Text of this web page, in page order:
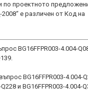
по проектното
е различен от Код на
BG16FFPR003-4.004-
BG16FFPR003-4.004-
и BG16FFPR003-4.004-